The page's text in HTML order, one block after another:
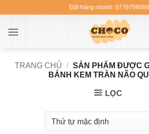
nội
Đặt hàng nhanh: 0776708098
TRANG CHỦ / SẢN PHẨM ĐƯỢC
BÁNH KEM TRẦN NÃO
LỌC